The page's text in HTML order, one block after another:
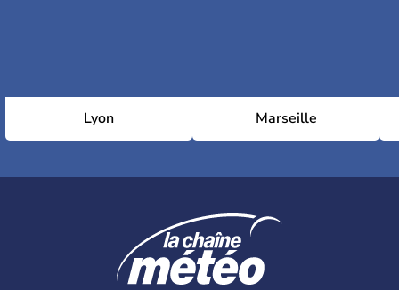
Lyon Marseille